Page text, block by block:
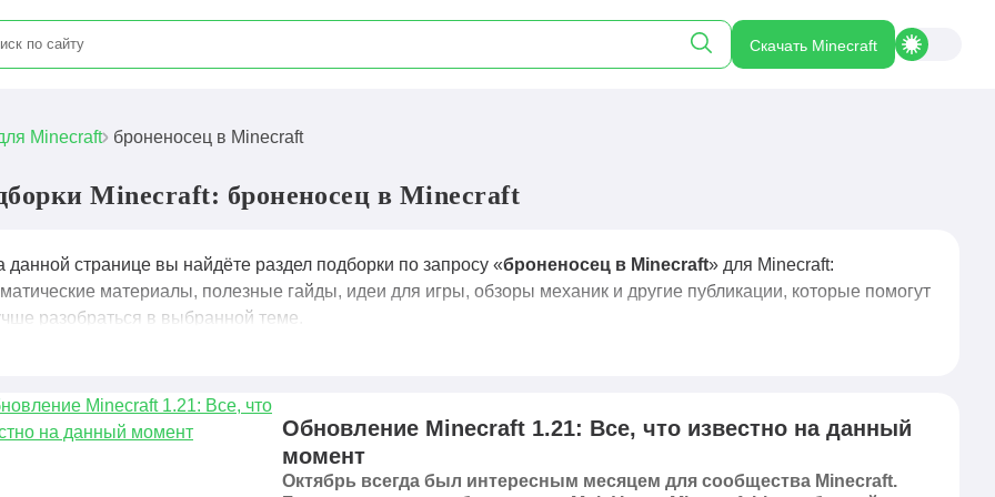
Скачать Minecraft
Minecraft броненосец в Minecraft
Minecraft: броненосец в Minecraft
данной странице вы найдёте раздел подборки по запросу «броненосец в Minecraft» для Minecraft:
материалы, полезные гайды, идеи для игры, обзоры механик и другие публикации, которые помогут
разобраться в выбранной теме.
Обновление Minecraft 1.21: Все, что известно на данный
момент
Октябрь всегда был интересным месяцем для сообщества Minecraft.